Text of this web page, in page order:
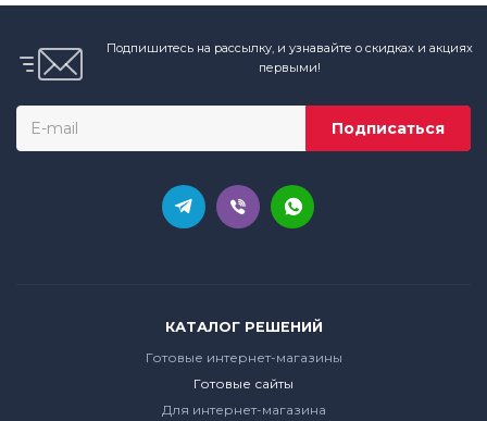
Подпишитесь на рассылку, и узнавайте о скидках и акциях
первыми!
КАТАЛОГ РЕШЕНИЙ
Готовые интернет-магазины
Готовые сайты
Для интернет-магазина